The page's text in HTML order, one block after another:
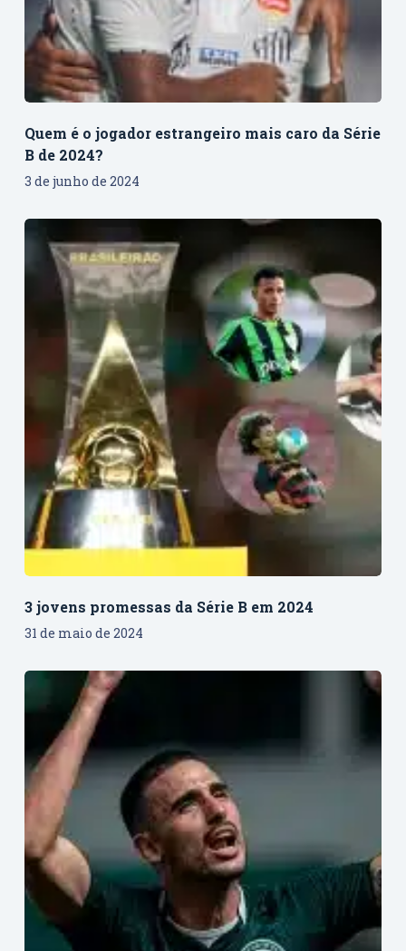
Quem é o jogador estrangeiro mais caro da Série
B de 2024?
3 de junho de 2024
3 jovens promessas da Série B em 2024
31 de maio de 2024